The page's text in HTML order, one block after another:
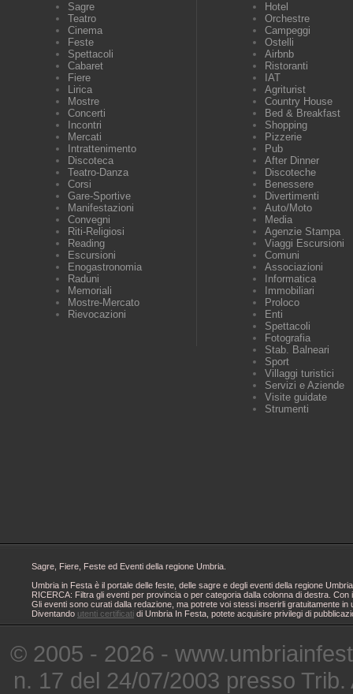
Sagre
Teatro
Cinema
Feste
Spettacoli
Cabaret
Fiere
Lirica
Mostre
Concerti
Incontri
Mercati
Intrattenimento
Discoteca
Teatro-Danza
Corsi
Gare-Sportive
Manifestazioni
Convegni
Riti-Religiosi
Reading
Escursioni
Enogastronomia
Raduni
Memoriali
Mostre-Mercato
Rievocazioni
Hotel
Orchestre
Campeggi
Ostelli
Airbnb
Ristoranti
IAT
Agriturist
Country House
Bed & Breakfast
Shopping
Pizzerie
Pub
After Dinner
Discoteche
Benessere
Divertimenti
Auto/Moto
Media
Agenzie Stampa
Viaggi Escursioni
Comuni
Associazioni
Informatica
Immobiliari
Proloco
Enti
Spettacoli
Fotografia
Stab. Balneari
Sport
Villaggi turistici
Servizi e Aziende
Visite guidate
Strumenti
Sagre, Fiere, Feste ed Eventi della regione Umbria.
Umbria in Festa è il portale delle feste, delle sagre e degli eventi della regione
RICERCA: Filtra gli eventi per provincia o per categoria dalla colonna di destra.
Gli eventi sono curati dalla redazione, ma potrete voi stessi inserirli gratuitamente
Diventando utenti certificati di Umbria In Festa, potete acquisire privilegi di
© 2005 - 2026 -
n. 17 del 24/07/2003 presso